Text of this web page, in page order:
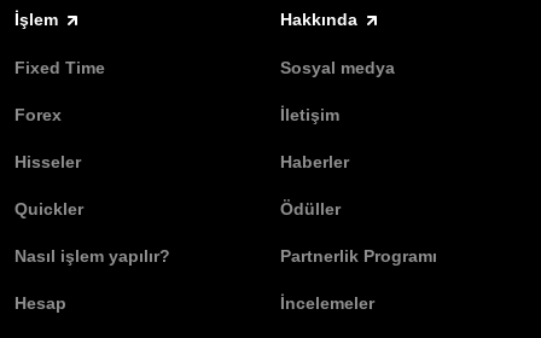
İşlem
Fixed Time
Forex
Hisseler
Quickler
Nasıl işlem yapılır?
Hesap
Hakkında
Sosyal medya
İletişim
Haberler
Ödüller
Partnerlik Programı
İncelemeler